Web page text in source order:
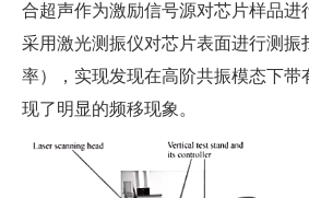
合超声作为激励信号源对芯片样品进
采用激光测振仪对芯片表面进行测振
率），实现发现在高阶共振模态下带
现了明显的频移现象。